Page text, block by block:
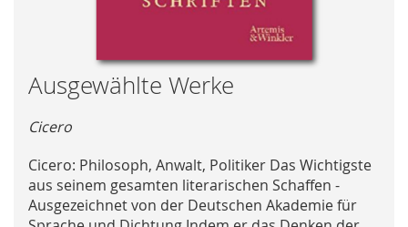
Skip
to
the
beginning
of
the
images
gallery
Ausgewählte Werke
Cicero
Cicero: Philosoph, Anwalt, Politiker Das Wichtigste
aus seinem gesamten literarischen Schaffen -
Ausgezeichnet von der Deutschen Akademie für